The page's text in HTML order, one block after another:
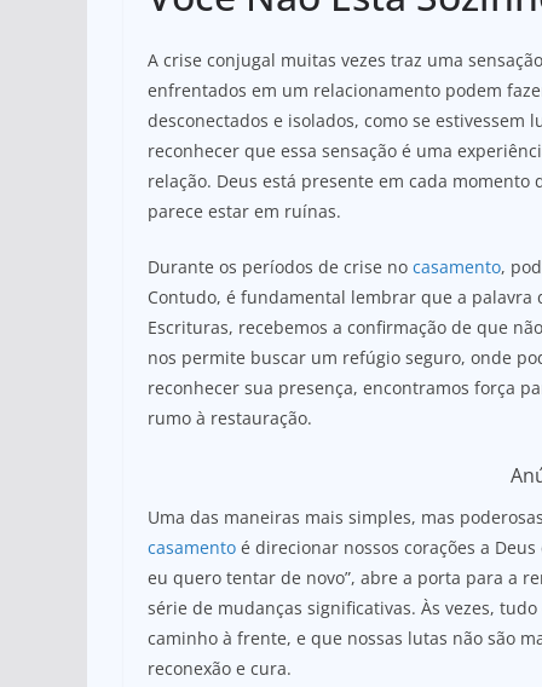
s
A
p
p
e
b
o
o
k
e
A crise conjugal muitas vezes traz uma
enfrentados em um relacionamento podem
desconectados e isolados, como se
reconhecer que essa sensação é uma
relação. Deus está presente em cada
parece estar em ruínas.
Durante os períodos de crise no casamento,
Contudo, é fundamental lembrar que a palavra
Escrituras, recebemos a confirmação de que
nos permite buscar um refúgio seguro, onde
reconhecer sua presença, encontramos força
rumo à restauração.
Uma das maneiras mais simples, mas
casamento é direcionar nossos corações a
eu quero tentar de novo”, abre a porta para a
série de mudanças significativas. Às vezes,
caminho à frente, e que nossas lutas não são
reconexão e cura.